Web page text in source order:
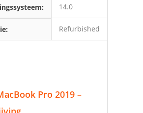
14.0
Refurbished
Pro 2019 –